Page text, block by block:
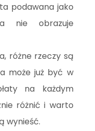
podawana jako
nie obrazuje
różne rzeczy są
może już być w
na każdym
różnić i warto
wynieść.